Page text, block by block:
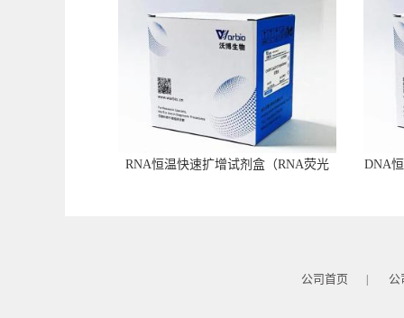
RNA恒温快速扩增试剂盒（RNA荧光
DNA
公司首页 公